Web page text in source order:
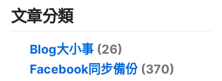
文章分類
Blog大小事 (26)
Facebook同步備份 (370)